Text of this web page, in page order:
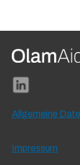
Allgemeine
Impressum